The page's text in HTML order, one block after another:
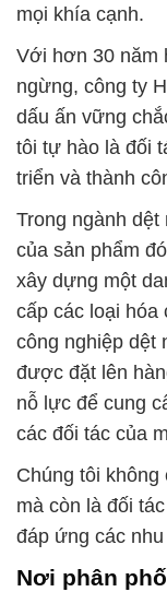
mọi khía cạnh.
Với hơn 30 năm
ngừng, công ty
dấu ấn vững
tôi tự hào là đối
triển và thành
Trong ngành
của sản phẩm
xây dựng một
cấp các loại hóa
công nghiệp dệt
được đặt lên
nỗ lực để cung
các đối tác của
Chúng tôi không
mà còn là đối
đáp ứng các
Nơi phân